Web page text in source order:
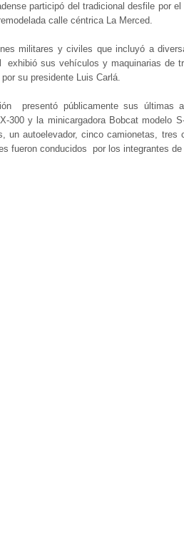
participó del tradicional desfile por
calle céntrica La Merced.
militares y civiles que incluyó a
exhibió sus vehículos y maquinarias de
su presidente Luis Carlá.
presentó públicamente sus últimas
300 y la minicargadora Bobcat modelo
un autoelevador, cinco camionetas,
fueron conducidos por los integrantes